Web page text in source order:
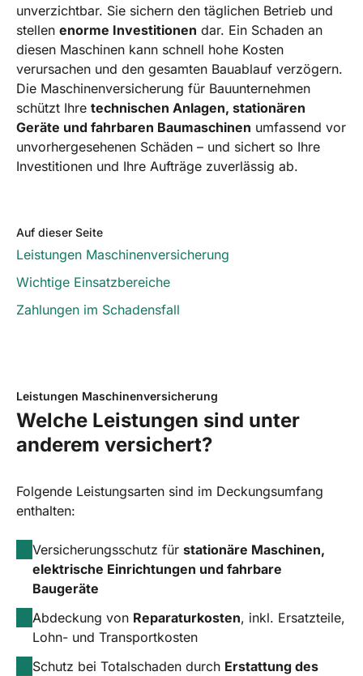
unverzichtbar. Sie sichern den täglichen Betrieb und
stellen enorme Investitionen dar. Ein Schaden an
diesen Maschinen kann schnell hohe Kosten
verursachen und den gesamten Bauablauf verzögern.
Die Maschinenversicherung für Bauunternehmen
schützt Ihre technischen Anlagen, stationären
Geräte und fahrbaren Baumaschinen umfassend vor
unvorhergesehenen Schäden – und sichert so Ihre
Investitionen und Ihre Aufträge zuverlässig ab.
Auf dieser Seite
Leistungen Maschinenversicherung
Wichtige Einsatzbereiche
Zahlungen im Schadensfall
Leistungen Maschinenversicherung
Welche Leistungen sind unter
anderem versichert?
Folgende Leistungsarten sind im Deckungsumfang
enthalten:
Versicherungsschutz für stationäre Maschinen,
elektrische Einrichtungen und fahrbare
Baugeräte
Abdeckung von Reparaturkosten, inkl. Ersatzteile,
Lohn- und Transportkosten
Schutz bei Totalschaden durch Erstattung des